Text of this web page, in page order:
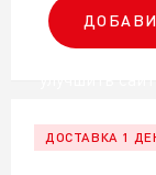
ДОСТАВКА 1
Мы